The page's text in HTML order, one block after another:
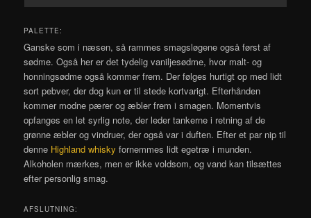
PALETTE:
Ganske som i næsen, så rammes smagsløgene også først af
sødme. Også her er det tydelig vaniljesødme, hvor malt- og
honningsødme også kommer frem. Der følges hurtigt op med lidt
sort pebver, der dog kun er til stede kortvarigt. Efterhånden
kommer modne pærer og æbler frem i smagen. Momentvis
opfanges en let syrlig note, der leder tankerne i retning af de
grønne æbler og vindruer, der også var i duften. Efter et par nip til
denne Highland whisky fornemmes lidt egetræ i munden.
Alkoholen mærkes, men er ikke voldsom, og vand kan tilsættes
efter personlig smag.
AFSLUTNING: